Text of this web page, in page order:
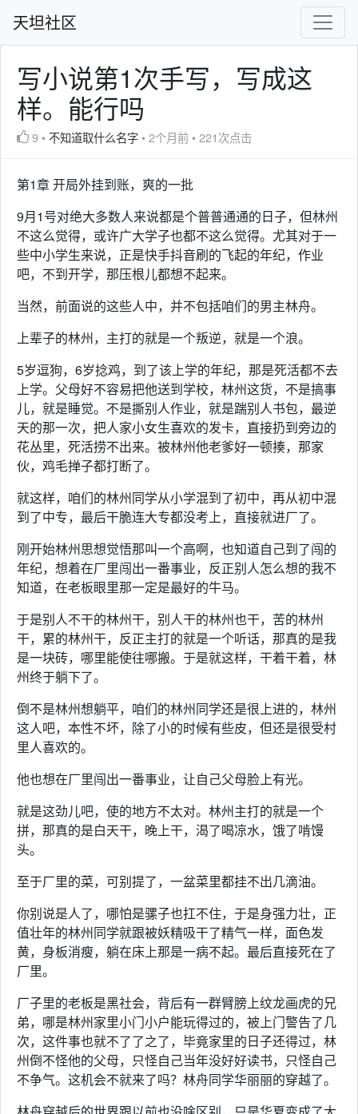
天坦社区
写小说第1次手写，写成这
样。能行吗
9 •不知道取什么名字 •2个月前 •221次点击
第1章 开局外挂到账，爽的一批
9月1号对绝大多数人来说都是个普普通通的日子，但林州
不这么觉得，或许广大学子也都不这么觉得。尤其对于一
些中小学生来说，正是快手抖音刷的飞起的年纪，作业
吧，不到开学，那压根儿都想不起来。
当然，前面说的这些人中，并不包括咱们的男主林舟。
上辈子的林州，主打的就是一个叛逆，就是一个浪。
5岁逗狗，6岁捻鸡，到了该上学的年纪，那是死活都不去
上学。父母好不容易把他送到学校，林州这货，不是搞事
儿，就是睡觉。不是撕别人作业，就是踹别人书包，最逆
天的那一次，把人家小女生喜欢的发卡，直接扔到旁边的
花丛里，死活捞不出来。被林州他老爹好一顿揍，那家
伙，鸡毛掸子都打断了。
就这样，咱们的林州同学从小学混到了初中，再从初中混
到了中专，最后干脆连大专都没考上，直接就进厂了。
刚开始林州思想觉悟那叫一个高啊，也知道自己到了闯的
年纪，想着在厂里闯出一番事业，反正别人怎么想的我不
知道，在老板眼里那一定是最好的牛马。
于是别人不干的林州干，别人干的林州也干，苦的林州
干，累的林州干，反正主打的就是一个听话，那真的是我
是一块砖，哪里能使往哪搬。于是就这样，干着干着，林
州终于躺下了。
倒不是林州想躺平，咱们的林州同学还是很上进的，林州
这人吧，本性不坏，除了小的时候有些皮，但还是很受村
里人喜欢的。
他也想在厂里闯出一番事业，让自己父母脸上有光。
就是这劲儿吧，使的地方不太对。林州主打的就是一个
拼，那真的是白天干，晚上干，渴了喝凉水，饿了啃馒
头。
至于厂里的菜，可别提了，一盆菜里都挂不出几滴油。
你别说是人了，哪怕是骡子也扛不住，于是身强力壮，正
值壮年的林州同学就跟被妖精吸干了精气一样，面色发
黄，身板消瘦，躺在床上那是一病不起。最后直接死在了
厂里。
厂子里的老板是黑社会，背后有一群臂膀上纹龙画虎的兄
弟，哪是林州家里小门小户能玩得过的，被上门警告了几
次，这件事也就不了了之了，毕竟家里的日子还得过，林
州倒不怪他的父母，只怪自己当年没好好读书，只怪自己
不争气。这机会不就来了吗？林舟同学华丽丽的穿越了。